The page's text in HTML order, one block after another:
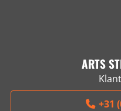
ARTS
+31